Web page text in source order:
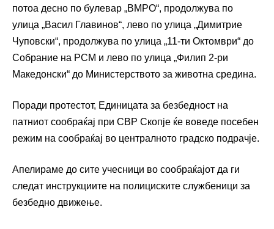
потоа десно по булевар „ВМРО“, продолжува по
улица „Васил Главинов“, лево по улица „Димитрие
Чуповски“, продолжува по улица „11-ти Октомври“ до
Собрание на РСМ и лево по улица „Филип 2-ри
Македонски“ до Министерството за животна средина.
Поради протестот, Единицата за безбедност на
патниот сообраќај при СВР Скопје ќе воведе посебен
режим на сообраќај во централното градско подрачје.
Апелираме до сите учесници во сообраќајот да ги
следат инструкциите на полициските службеници за
безбедно движење.